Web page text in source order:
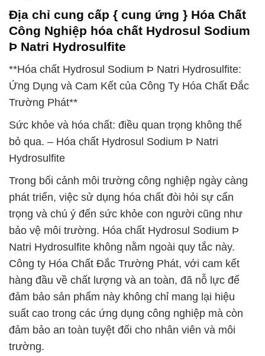
Địa chỉ cung cấp { cung ứng } Hóa Chất
Công Nghiệp hóa chất Hydrosul Sodium
Þ Natri Hydrosulfite
**Hóa chất Hydrosul Sodium Þ Natri Hydrosulfite:
Ứng Dụng và Cam Kết của Công Ty Hóa Chất Đắc
Trường Phát**
Sức khỏe và hóa chất: điều quan trọng không thể
bỏ qua. – Hóa chất Hydrosul Sodium Þ Natri
Hydrosulfite
Trong bối cảnh môi trường công nghiệp ngày càng
phát triển, việc sử dụng hóa chất đòi hỏi sự cẩn
trọng và chú ý đến sức khỏe con người cũng như
bảo vệ môi trường. Hóa chất Hydrosul Sodium Þ
Natri Hydrosulfite không nằm ngoài quy tắc này.
Công ty Hóa Chất Đắc Trường Phát, với cam kết
hàng đầu về chất lượng và an toàn, đã nỗ lực để
đảm bảo sản phẩm này không chỉ mang lại hiệu
suất cao trong các ứng dụng công nghiệp mà còn
đảm bảo an toàn tuyệt đối cho nhân viên và môi
trường.